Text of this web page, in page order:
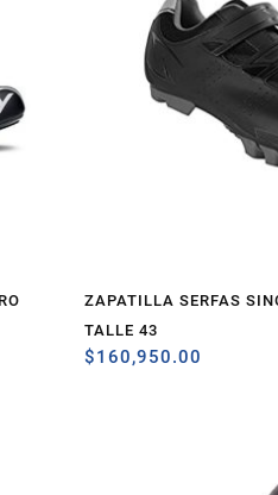
ZAPATILLA SERFAS
TALLE 43
$160,950.00